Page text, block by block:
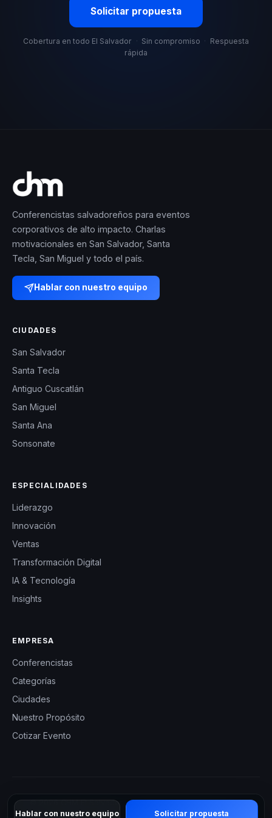
Solicitar propuesta
Cobertura en todo El Salvador · Sin compromiso · Respuesta
rápida
Hablar con nuestro equipo Solicitar propuesta
Conferencistas salvadoreños para eventos
corporativos de alto impacto. Charlas
motivacionales en San Salvador, Santa
Tecla, San Miguel y todo el país.
Hablar con nuestro equipo
CIUDADES
San Salvador
Santa Tecla
Antiguo Cuscatlán
San Miguel
Santa Ana
Sonsonate
ESPECIALIDADES
Liderazgo
Innovación
Ventas
Transformación Digital
IA & Tecnología
Insights
EMPRESA
Conferencistas
Categorías
Ciudades
Nuestro Propósito
Cotizar Evento
© 2026 CHM El Salvador — Charlas Motivacionales en El
Salvador. Todos los derechos reservados.